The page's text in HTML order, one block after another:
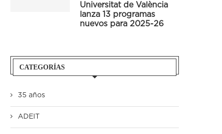
Universitat de València
lanza 13 programas
nuevos para 2025-26
CATEGORÍAS
35 años
ADEIT